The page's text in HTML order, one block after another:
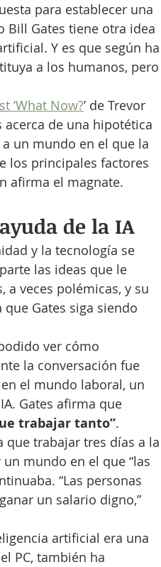
para establecer una
Gates tiene otra idea
Y es que según ha
a los humanos, pero
‘What Now?’ de Trevor
de una hipotética
un mundo en el que la
los principales factores
afirma el magnate.
de la IA
y la tecnología se
las ideas que le
a veces polémicas, y su
Gates siga siendo
ver cómo
la conversación fue
el mundo laboral, un
Gates afirma que
trabajar tanto”.
que trabajar tres días a la
mundo en el que “las
“Las personas
un salario digno,”
artificial era una
PC, también ha